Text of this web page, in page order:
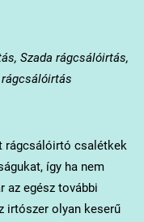
Szada rágcsálóirtás,
rágcsálóirtó csalétkek
így ha nem
az egész további
irtószer olyan keserű